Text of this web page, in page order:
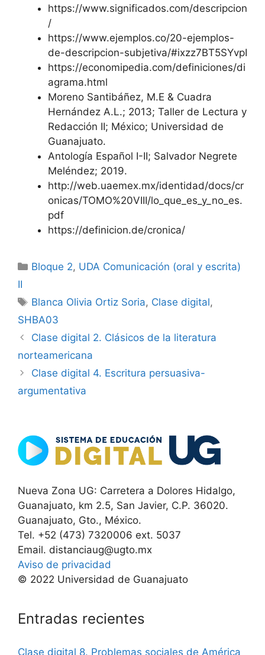
https://www.significados.com/descripcion
/
https://www.ejemplos.co/20-ejemplos-
de-descripcion-subjetiva/#ixzz7BT5SYvpI
https://economipedia.com/definiciones/di
agrama.html
Moreno Santibáñez, M.E & Cuadra
Hernández A.L.; 2013; Taller de Lectura y
Redacción II; México; Universidad de
Guanajuato.
Antología Español I-II; Salvador Negrete
Meléndez; 2019.
http://web.uaemex.mx/identidad/docs/cr
onicas/TOMO%20VIII/lo_que_es_y_no_es.
pdf
https://definicion.de/cronica/
Categorías
Bloque 2, UDA Comunicación (oral y escrita)
II
Etiquetas
Blanca Olivia Ortiz Soria, Clase digital,
SHBA03
Clase digital 2. Clásicos de la literatura
norteamericana
Clase digital 4. Escritura persuasiva-
argumentativa
Nueva Zona UG: Carretera a Dolores Hidalgo,
Guanajuato, km 2.5, San Javier, C.P. 36020.
Guanajuato, Gto., México.
Tel. +52 (473) 7320006 ext. 5037
Email. distanciaug@ugto.mx
Aviso de privacidad
© 2022 Universidad de Guanajuato
Entradas recientes
Clase digital 8. Problemas sociales de América